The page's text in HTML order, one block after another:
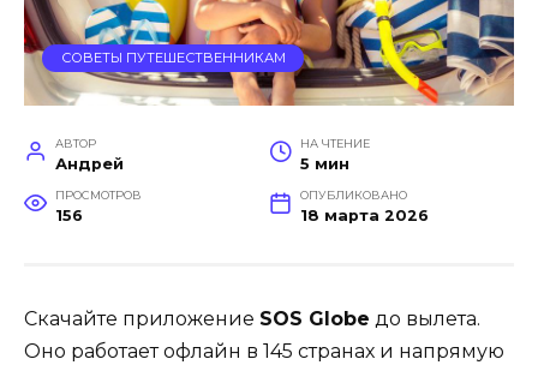
СОВЕТЫ ПУТЕШЕСТВЕННИКАМ
АВТОР
Андрей
НА ЧТЕНИЕ
5 мин
ПРОСМОТРОВ
156
ОПУБЛИКОВАНО
18 марта 2026
Скачайте приложение SOS Globe до вылета.
Оно работает офлайн в 145 странах и напрямую